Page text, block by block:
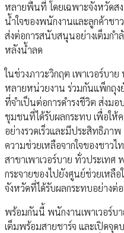
หลายพื้นที่ โดยเฉพาะจังหวัดส
น้ำใจของพนักงานและลูกค้าชา
ส่งต่อการสนับสนุนอย่างเต็มก
หลังน้ำลด
ในช่วงภาวะวิกฤต เพาเวอร์บ
หลายหน่วยงาน ร่วมกันแพ็กถุง
ที่จำเป็นต่อการดำรงชีวิต ส่งมอ
ชุมชนที่ได้รับผลกระทบ เพื่อให้
อย่างรวดเร็วและมีประสิทธิภา
ความช่วยเหลือจากใจของชาว
สาขาเพาเวอร์บาย ทั่วประเท
กระจายของไปยังศูนย์ช่วยเหลื
จังหวัดที่ได้รับผลกระทบอย่างต่อ
พร้อมกันนี้ พนักงานเพาเวอร์บา
เต็มพร้อมสายชาร์จ และเปิดจุด